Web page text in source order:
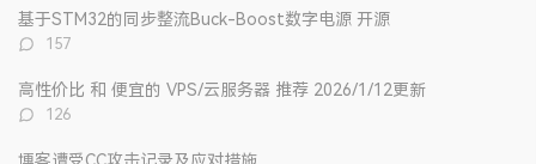
文
评
基于STM32的同步整流Buck-Boost数字电源 开源
评
数：
157
高性价比 和 便宜的 VPS/云服务器 推荐 2026/1/12更新
评
数：
126